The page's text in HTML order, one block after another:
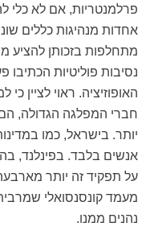
פרלמנטריות, אם לא כלי
אחדות מנהיגות כללים
מתחלפות בזכותן להציע
נסיבות פוליטיות
האופוזיציה. ראוי לציין
חברי המפלגה הגדולה,
יותר. בישראל, כמו
אנשים בלבד. בפינלנד,
על תפקיד זה יותר
מעמד קונסנסואלי
נהנים ממנו.